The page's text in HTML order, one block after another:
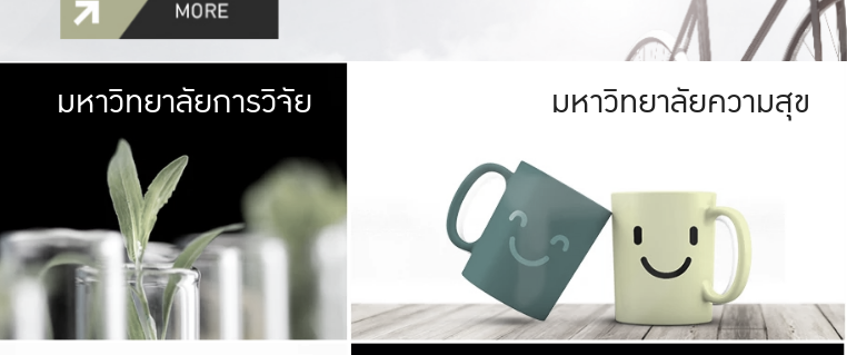
มหาวิทยาลัย
เกษตรศาสตร์ มีพื้นที่เขียวสดใส หนาแน่น
เป็นป่าในเมือง (URBAN FOREST)
เกษตรในเมือง (URBAN AGRICULTURE)
ที่นับรวมกันได้ประมาณ 1,400 ไร่
มหาวิทยาลัยการวิจัย มหาวิทยาลัย
ให้กับประชาชน
มหาวิทยาลัยความสุข